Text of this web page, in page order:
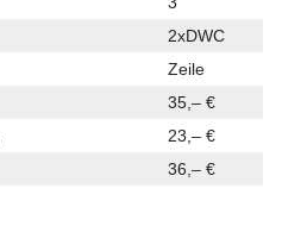
2xDWC
Zeile
35,– €
23,– €
36,– €